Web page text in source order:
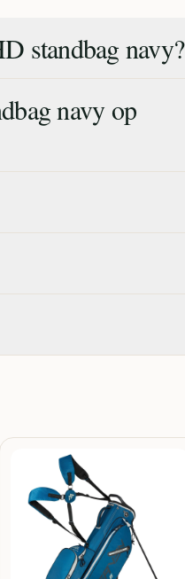
standbag navy?
navy op